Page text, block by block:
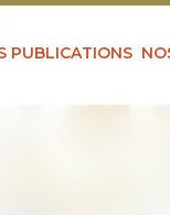
PUBLICATIONS